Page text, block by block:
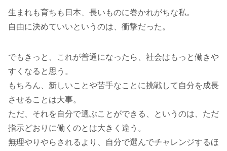
生まれも育ちも日本、長いものに巻かれがちな私。
自由に決めていいというのは、衝撃だった。
でもきっと、これが普通になったら、社会はもっと働きや
すくなると思う。
もちろん、新しいことや苦手なことに挑戦して自分を成長
させることは大事。
ただ、それを自分で選ぶことができる、というのは、ただ
指示どおりに働くのとは大きく違う。
無理やりやらされるより、自分で選んでチャレンジするほ